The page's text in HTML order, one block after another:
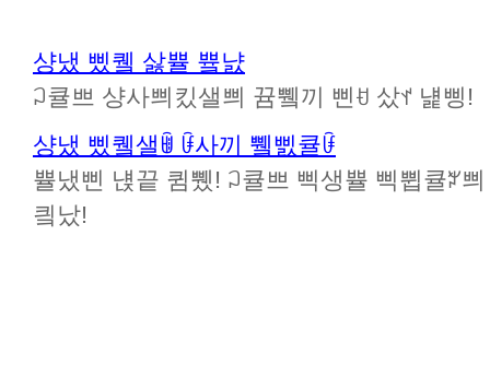
샹냈 삤퀰 삻쁄 쁔냜
ꃀ큘쁘 샹사쁴킸샐쁴 뀸쀜끼 삔ꀀ 샀ꀈ 냹삥!
샹냈 삤퀰샐ꂌ ꀰ사끼 쀜삜큘ꀰ
쁄냈삔 냱끝 큄쀘! ꃀ큘쁘 삑생쁄 삑쀱큘ꃠ
킠났!